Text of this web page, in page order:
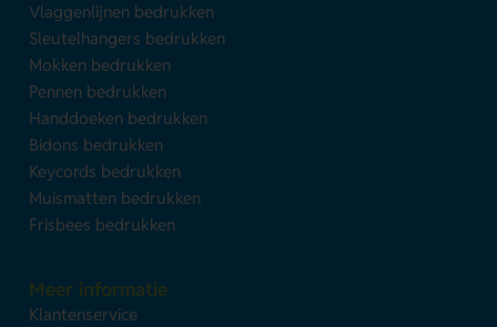
Vlaggenlijnen bedrukken
Sleutelhangers bedrukken
Mokken bedrukken
Pennen bedrukken
Handdoeken bedrukken
Bidons bedrukken
Keycords bedrukken
Muismatten bedrukken
Frisbees bedrukken
Meer informatie
Klantenservice